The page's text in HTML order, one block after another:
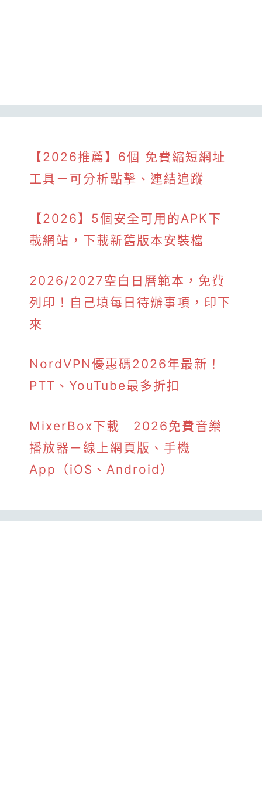
【2026推薦】6個 免費縮短網址
工具－可分析點擊、連結追蹤
【2026】5個安全可用的APK下
載網站，下載新舊版本安裝檔
2026/2027空白日曆範本，免費
列印！自己填每日待辦事項，印下
來
NordVPN優惠碼2026年最新！
PTT、YouTube最多折扣
MixerBox下載｜2026免費音樂
播放器－線上網頁版、手機
App（iOS、Android）